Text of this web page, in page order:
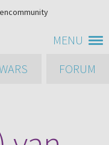
MENU
FORUM